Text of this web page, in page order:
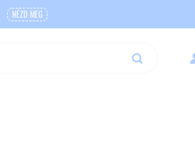
NÉZD MEG